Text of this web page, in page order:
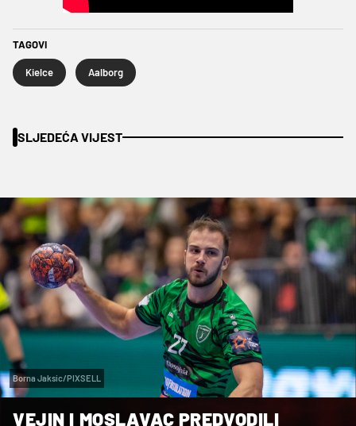
TAGOVI
Kielce Aalborg
SLJEDEĆA VIJEST
Borna Jaksic/PIXSELL
VEJIN I MOSLAVAC PREDVODILI